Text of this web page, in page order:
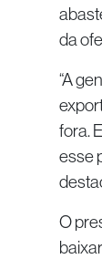
da
“A
fora.
esse
O